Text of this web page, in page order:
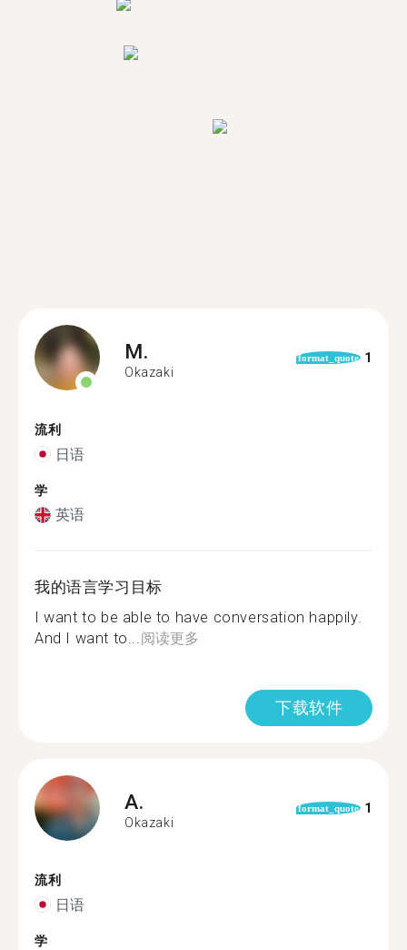
M.
Okazaki
format_quote 1
流利
日语
学
英语
我的语言学习目标
I want to be able to have conversation happily.
And I want to...阅读更多
下载软件
A.
Okazaki
format_quote 1
流利
日语
学